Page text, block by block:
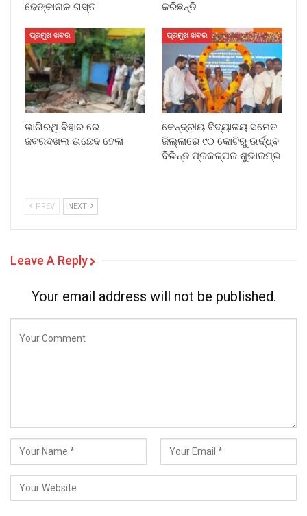
ଢେଙ୍କାନାଳ ଗସ୍ତ
କରିଛନ୍ତି
ପ୍ରମୁଖ ଖବର
ଭାଗିରଥି ବିହାର ରେ
ଜବରଦଖଲ ଉଛେଦ ହେଲା
ପ୍ରମୁଖ ଖବର
କେନ୍ଦ୍ରୀୟ ବିଦ୍ୟାଳୟ ସମେତ
ଜିଲ୍ଲାରେ ୯୦ କୋଟିରୁ ଉର୍ଦ୍ଧ୍ବ
ବିଭିନ୍ନ ପ୍ରକଳ୍ପର ଶୁଭାରମ୍ଭ
PREV NEXT
Leave A Reply
Your email address will not be published.